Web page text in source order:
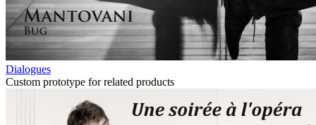
Dialogues
Custom prototype for related products